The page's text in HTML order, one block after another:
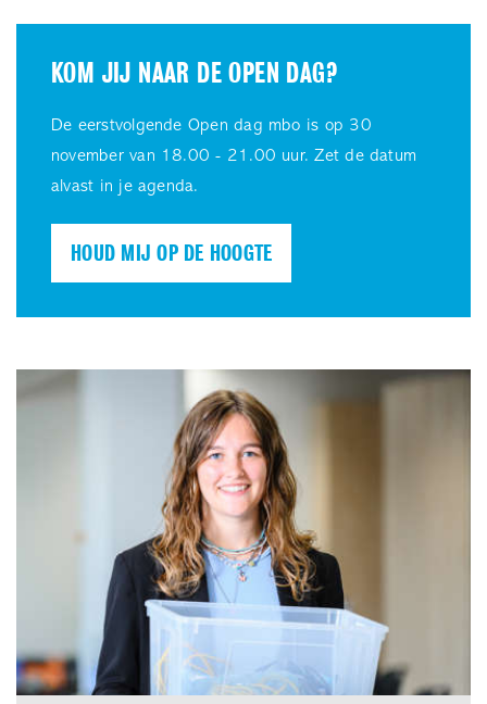
KOM JIJ NAAR DE OPEN DAG?
De eerstvolgende Open dag mbo is op 30
november van 18.00 - 21.00 uur. Zet de datum
alvast in je agenda.
HOUD MIJ OP DE HOOGTE